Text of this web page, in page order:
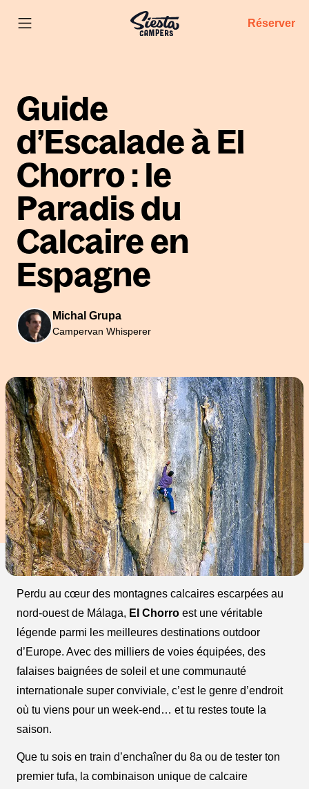
Réserver
Guide
d’Escalade à El
Chorro : le
Paradis du
Calcaire en
Espagne
Michal Grupa
Campervan Whisperer
Perdu au cœur des montagnes calcaires escarpées au
nord-ouest de Málaga, El Chorro est une véritable
légende parmi les meilleures destinations outdoor
d’Europe. Avec des milliers de voies équipées, des
falaises baignées de soleil et une communauté
internationale super conviviale, c’est le genre d’endroit
où tu viens pour un week-end… et tu restes toute la
saison.
Que tu sois en train d’enchaîner du 8a ou de tester ton
premier tufa, la combinaison unique de calcaire